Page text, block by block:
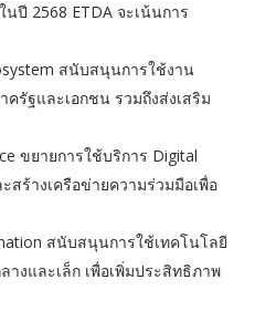
ปี 2568 ETDA จะเน้นการ
สนับสนุนการใช้งาน
ครัฐและเอกชน รวมถึงส่งเสริม
ขยายการใช้บริการ Digital
ร้างเครือข่ายความร่วมมือเพื่อ
สนับสนุนการใช้เทคโนโลยี
งและเล็ก เพื่อเพิ่มประสิทธิภาพ